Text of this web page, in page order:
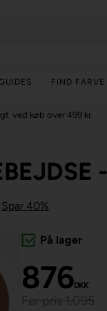
GUIDES FIND FARVE
ved køb over 499 kr.
Spar 40%
På lager
876DKK